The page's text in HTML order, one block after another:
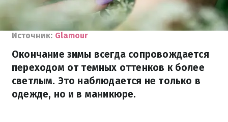
Источник: Glamour
Окончание зимы всегда сопровождается
переходом от темных оттенков к более
светлым. Это наблюдается не только в
одежде, но и в маникюре.